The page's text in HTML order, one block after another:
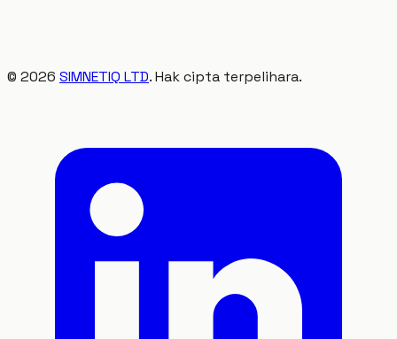
© 2026 SIMNETIQ LTD. Hak cipta terpelihara.